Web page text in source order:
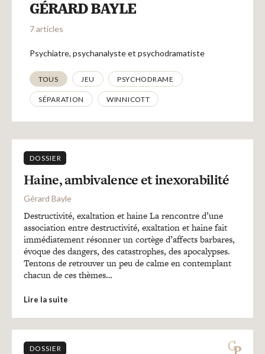
Revues
Mon panier
Mon compte
GÉRARD BAYLE
7 articles
Psychiatre, psychanalyste et psychodramatiste
Thématiques
TOUS JEU PSYCHODRAME
SÉPARATION WINNICOTT
DOSSIER
Haine, ambivalence et inexorabilité
Gérard Bayle
Destructivité, exaltation et haine La rencontre d’une
association entre destructivité, exaltation et haine fait
immédiatement résonner un cortège d’affects barbares,
évoque des dangers, des catastrophes, des apocalypses.
Tentons de retrouver un peu de calme en contemplant
chacun de ces thèmes…
Lire la suite
DOSSIER